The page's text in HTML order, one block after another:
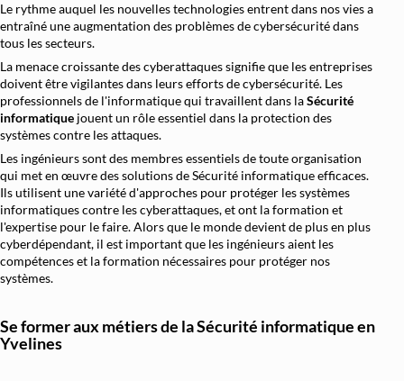
Architecture et Sécurité Cloud
Conteneurisation Docker et
Intégration Continue et Déploiement
Automatisation Réseau avec
Software-Defined Networking (SDN) et
Supervision et Observabilité
Le rythme auquel les nouvelles technologies entrent dans nos vies a
entraîné une augmentation des problèmes de cybersécurité dans
tous les secteurs.
La menace croissante des cyberattaques signifie que les entreprises
doivent être vigilantes dans leurs efforts de cybersécurité. Les
professionnels de l'informatique qui travaillent dans laSécurité
informatique jouent un rôle essentiel dans la protection des
systèmes contre les attaques.
Les ingénieurs sont des membres essentiels de toute organisation
qui met en œuvre des solutions de Sécurité informatique efficaces.
Ils utilisent une variété d'approches pour protéger les systèmes
informatiques contre les cyberattaques, et ont la formation et
l'expertise pour le faire. Alors que le monde devient de plus en plus
cyberdépendant, il est important que les ingénieurs aient les
compétences et la formation nécessaires pour protéger nos
systèmes.
Se former aux métiers de la Sécurité informatique en
Yvelines